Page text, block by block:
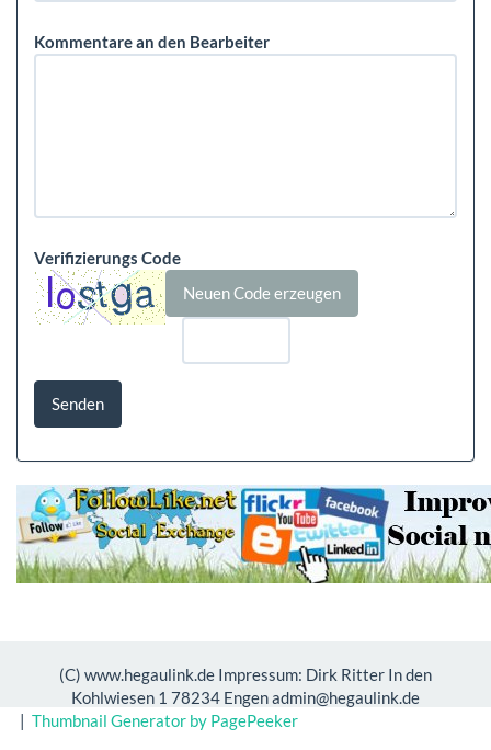
Kommentare an den Bearbeiter
Verifizierungs Code
(C) www.hegaulink.de Impressum: Dirk Ritter In den
Kohlwiesen 1 78234 Engen admin@hegaulink.de
| Thumbnail Generator by PagePeeker